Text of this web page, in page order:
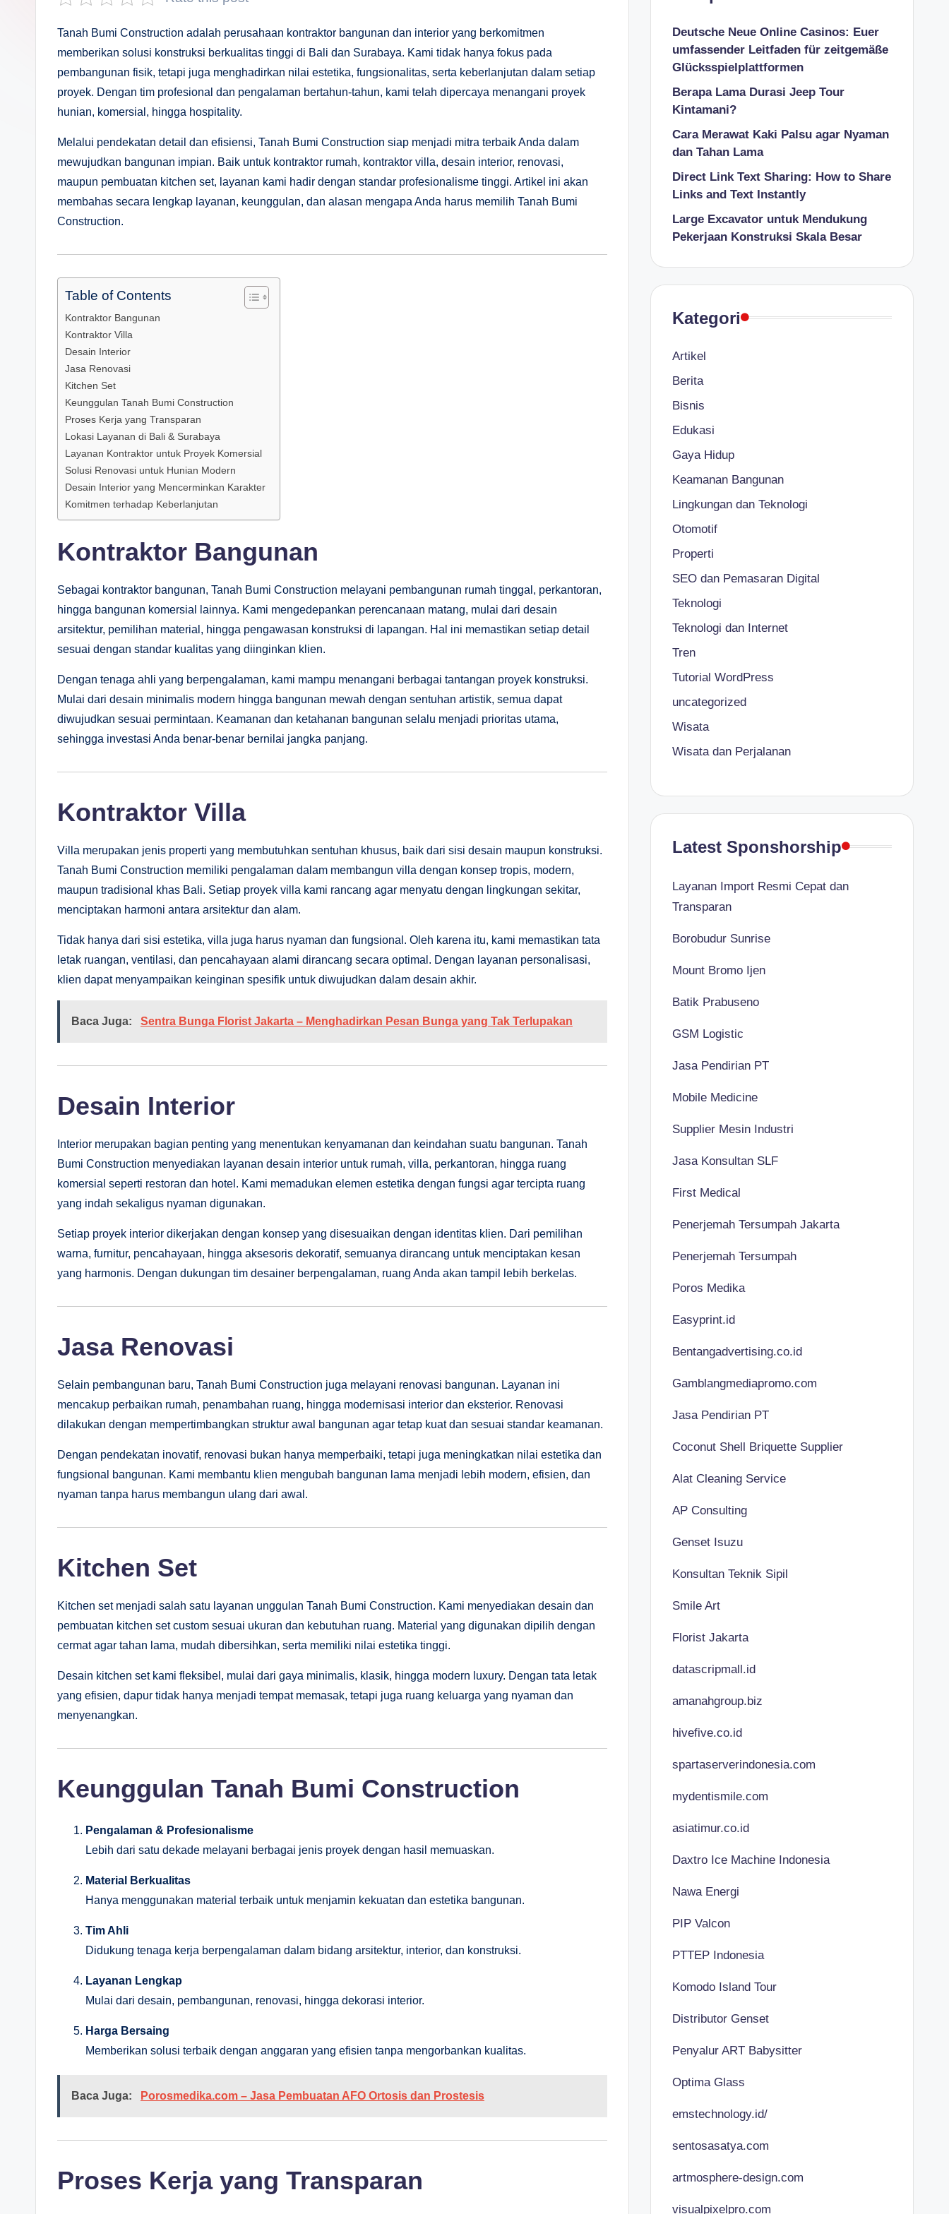
Tanah Bumi Construction adalah perusahaan kontraktor bangunan dan interior yang berkomitmen
memberikan solusi konstruksi berkualitas tinggi di Bali dan Surabaya. Kami tidak hanya fokus pada
pembangunan fisik, tetapi juga menghadirkan nilai estetika, fungsionalitas, serta keberlanjutan dalam setiap
proyek. Dengan tim profesional dan pengalaman bertahun-tahun, kami telah dipercaya menangani proyek
hunian, komersial, hingga hospitality.
Melalui pendekatan detail dan efisiensi, Tanah Bumi Construction siap menjadi mitra terbaik Anda dalam
mewujudkan bangunan impian. Baik untuk kontraktor rumah, kontraktor villa, desain interior, renovasi,
maupun pembuatan kitchen set, layanan kami hadir dengan standar profesionalisme tinggi. Artikel ini akan
membahas secara lengkap layanan, keunggulan, dan alasan mengapa Anda harus memilih Tanah Bumi
Construction.
Table of Contents
Kontraktor Bangunan
Kontraktor Villa
Desain Interior
Jasa Renovasi
Kitchen Set
Keunggulan Tanah Bumi Construction
Proses Kerja yang Transparan
Lokasi Layanan di Bali & Surabaya
Layanan Kontraktor untuk Proyek Komersial
Solusi Renovasi untuk Hunian Modern
Desain Interior yang Mencerminkan Karakter
Komitmen terhadap Keberlanjutan
Kontraktor Bangunan
Sebagai kontraktor bangunan, Tanah Bumi Construction melayani pembangunan rumah tinggal, perkantoran,
hingga bangunan komersial lainnya. Kami mengedepankan perencanaan matang, mulai dari desain
arsitektur, pemilihan material, hingga pengawasan konstruksi di lapangan. Hal ini memastikan setiap detail
sesuai dengan standar kualitas yang diinginkan klien.
Dengan tenaga ahli yang berpengalaman, kami mampu menangani berbagai tantangan proyek konstruksi.
Mulai dari desain minimalis modern hingga bangunan mewah dengan sentuhan artistik, semua dapat
diwujudkan sesuai permintaan. Keamanan dan ketahanan bangunan selalu menjadi prioritas utama,
sehingga investasi Anda benar-benar bernilai jangka panjang.
Kontraktor Villa
Villa merupakan jenis properti yang membutuhkan sentuhan khusus, baik dari sisi desain maupun konstruksi.
Tanah Bumi Construction memiliki pengalaman dalam membangun villa dengan konsep tropis, modern,
maupun tradisional khas Bali. Setiap proyek villa kami rancang agar menyatu dengan lingkungan sekitar,
menciptakan harmoni antara arsitektur dan alam.
Tidak hanya dari sisi estetika, villa juga harus nyaman dan fungsional. Oleh karena itu, kami memastikan tata
letak ruangan, ventilasi, dan pencahayaan alami dirancang secara optimal. Dengan layanan personalisasi,
klien dapat menyampaikan keinginan spesifik untuk diwujudkan dalam desain akhir.
Baca Juga: Sentra Bunga Florist Jakarta – Menghadirkan Pesan Bunga yang Tak Terlupakan
Desain Interior
Interior merupakan bagian penting yang menentukan kenyamanan dan keindahan suatu bangunan. Tanah
Bumi Construction menyediakan layanan desain interior untuk rumah, villa, perkantoran, hingga ruang
komersial seperti restoran dan hotel. Kami memadukan elemen estetika dengan fungsi agar tercipta ruang
yang indah sekaligus nyaman digunakan.
Setiap proyek interior dikerjakan dengan konsep yang disesuaikan dengan identitas klien. Dari pemilihan
warna, furnitur, pencahayaan, hingga aksesoris dekoratif, semuanya dirancang untuk menciptakan kesan
yang harmonis. Dengan dukungan tim desainer berpengalaman, ruang Anda akan tampil lebih berkelas.
Jasa Renovasi
Selain pembangunan baru, Tanah Bumi Construction juga melayani renovasi bangunan. Layanan ini
mencakup perbaikan rumah, penambahan ruang, hingga modernisasi interior dan eksterior. Renovasi
dilakukan dengan mempertimbangkan struktur awal bangunan agar tetap kuat dan sesuai standar keamanan.
Dengan pendekatan inovatif, renovasi bukan hanya memperbaiki, tetapi juga meningkatkan nilai estetika dan
fungsional bangunan. Kami membantu klien mengubah bangunan lama menjadi lebih modern, efisien, dan
nyaman tanpa harus membangun ulang dari awal.
Kitchen Set
Kitchen set menjadi salah satu layanan unggulan Tanah Bumi Construction. Kami menyediakan desain dan
pembuatan kitchen set custom sesuai ukuran dan kebutuhan ruang. Material yang digunakan dipilih dengan
cermat agar tahan lama, mudah dibersihkan, serta memiliki nilai estetika tinggi.
Desain kitchen set kami fleksibel, mulai dari gaya minimalis, klasik, hingga modern luxury. Dengan tata letak
yang efisien, dapur tidak hanya menjadi tempat memasak, tetapi juga ruang keluarga yang nyaman dan
menyenangkan.
Keunggulan Tanah Bumi Construction
Pengalaman & Profesionalisme
Lebih dari satu dekade melayani berbagai jenis proyek dengan hasil memuaskan.
Material Berkualitas
Hanya menggunakan material terbaik untuk menjamin kekuatan dan estetika bangunan.
Tim Ahli
Didukung tenaga kerja berpengalaman dalam bidang arsitektur, interior, dan konstruksi.
Layanan Lengkap
Mulai dari desain, pembangunan, renovasi, hingga dekorasi interior.
Harga Bersaing
Memberikan solusi terbaik dengan anggaran yang efisien tanpa mengorbankan kualitas.
Baca Juga: Porosmedika.com – Jasa Pembuatan AFO Ortosis dan Prostesis
Proses Kerja yang Transparan
Deutsche Neue Online Casinos: Euer
umfassender Leitfaden für zeitgemäße
Glücksspielplattformen
Berapa Lama Durasi Jeep Tour
Kintamani?
Cara Merawat Kaki Palsu agar Nyaman
dan Tahan Lama
Direct Link Text Sharing: How to Share
Links and Text Instantly
Large Excavator untuk Mendukung
Pekerjaan Konstruksi Skala Besar
Kategori
Artikel
Berita
Bisnis
Edukasi
Gaya Hidup
Keamanan Bangunan
Lingkungan dan Teknologi
Otomotif
Properti
SEO dan Pemasaran Digital
Teknologi
Teknologi dan Internet
Tren
Tutorial WordPress
uncategorized
Wisata
Wisata dan Perjalanan
Latest Sponshorship
Layanan Import Resmi Cepat dan
Transparan
Borobudur Sunrise
Mount Bromo Ijen
Batik Prabuseno
GSM Logistic
Jasa Pendirian PT
Mobile Medicine
Supplier Mesin Industri
Jasa Konsultan SLF
First Medical
Penerjemah Tersumpah Jakarta
Penerjemah Tersumpah
Poros Medika
Easyprint.id
Bentangadvertising.co.id
Gamblangmediapromo.com
Jasa Pendirian PT
Coconut Shell Briquette Supplier
Alat Cleaning Service
AP Consulting
Genset Isuzu
Konsultan Teknik Sipil
Smile Art
Florist Jakarta
datascripmall.id
amanahgroup.biz
hivefive.co.id
spartaserverindonesia.com
mydentismile.com
asiatimur.co.id
Daxtro Ice Machine Indonesia
Nawa Energi
PIP Valcon
PTTEP Indonesia
Komodo Island Tour
Distributor Genset
Penyalur ART Babysitter
Optima Glass
emstechnology.id/
sentosasatya.com
artmosphere-design.com
visualpixelpro.com